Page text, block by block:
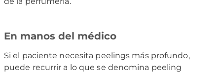
En manos del médico
Si el paciente necesita peelings más profundo,
puede recurrir a lo que se denomina peeling